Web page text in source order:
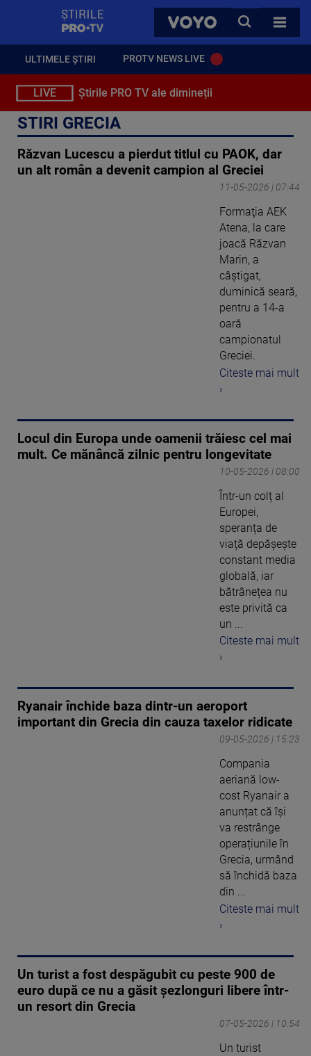
VOYO
CAUTA
TOATE
ULTIMELE ȘTIRI PROTV NEWS LIVE
LIVE Știrile PRO TV ale dimineții
STIRI GRECIA
Răzvan Lucescu a pierdut titlul cu PAOK, dar
un alt român a devenit campion al Greciei
11-05-2026 | 07:44
Formaţia AEK
Atena, la care
joacă Răzvan
Marin, a
câştigat,
duminică seară,
pentru a 14-a
oară
campionatul
Greciei.
Citeste mai mult
›
Locul din Europa unde oamenii trăiesc cel mai
mult. Ce mănâncă zilnic pentru longevitate
10-05-2026 | 08:00
Într-un colț al
Europei,
speranța de
viață depășește
constant media
globală, iar
bătrânețea nu
este privită ca
un ...
Citeste mai mult
›
Ryanair închide baza dintr-un aeroport
important din Grecia din cauza taxelor ridicate
09-05-2026 | 15:23
Compania
aeriană low-
cost Ryanair a
anunțat că își
va restrânge
operațiunile în
Grecia, urmând
să închidă baza
din ...
Citeste mai mult
›
Un turist a fost despăgubit cu peste 900 de
euro după ce nu a găsit șezlonguri libere într-
un resort din Grecia
07-05-2026 | 10:54
Un turist